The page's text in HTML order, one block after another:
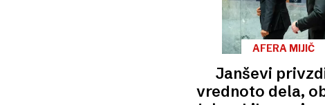
AFERA MIJIČ
Janševi
vrednoto dela,